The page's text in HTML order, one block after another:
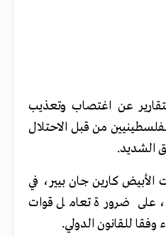
عن اغتصاب وتعذيب
من قبل الاحتلال
الشديد.
الأبيض كارين جان بيير، في
على ضرورة تعامل قوات
للقانون الدولي.